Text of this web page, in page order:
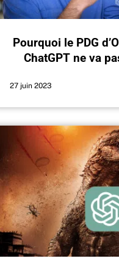
Pourquoi le PDG
ChatGPT ne va
27 juin 2023